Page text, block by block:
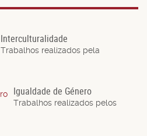
Interculturalidade
Trabalhos realizados pela
Igualdade de Género
Trabalhos realizados pelos